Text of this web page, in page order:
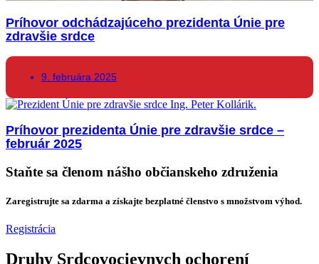
Príhovor odchádzajúceho prezidenta Únie pre
zdravšie srdce
9. februára 2025
Príhovor prezidenta Únie pre zdravšie srdce –
február 2025
Staňte sa členom nášho občianskeho združenia
Zaregistrujte sa zdarma a získajte bezplatné členstvo s množstvom výhod.
Registrácia
Druhy Srdcovocievnych ochorení